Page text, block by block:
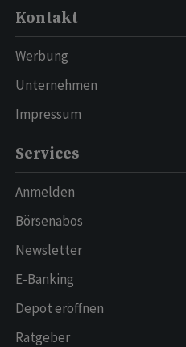
Kontakt
Werbung
Unternehmen
Impressum
Services
Anmelden
Börsenabos
Newsletter
E-Banking
Depot eröffnen
Ratgeber